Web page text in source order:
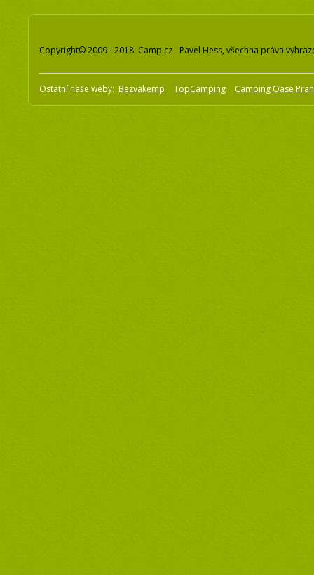
Copyright© 2009 - 2018 Camp.cz - Pavel Hess, všechna práva
Ostatní naše weby: Bezvakemp TopCamping Camping Oase